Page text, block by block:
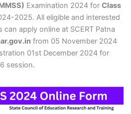
Examination 2024 for Class
2025. All eligible and interested
apply online at SCERT Patna
from 05 November 2024
01st December 2024 for
session.